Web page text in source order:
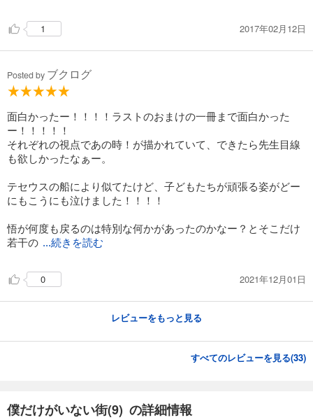
1 2017年02月12日
Posted by ブクログ
面白かったー！！！！ラストのおまけの一冊まで面白かった
ー！！！！！
それぞれの視点であの時！が描かれていて、できたら先生目線
も欲しかったなぁー。
テセウスの船により似てたけど、子どもたちが頑張る姿がどー
にもこうにも泣けました！！！！
悟が何度も戻るのは特別な何かがあったのかなー？とそこだけ
若干の ...続きを読む
0 2021年12月01日
レビューをもっと見る
すべてのレビューを見る(33)
僕だけがいない街(9) の詳細情報